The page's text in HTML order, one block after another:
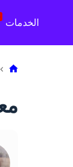
الخدمات